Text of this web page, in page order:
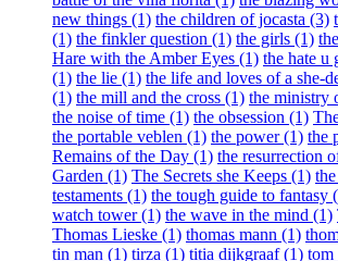
new things (1) the children of jocasta (3)
(1) the finkler question (1) the girls (1)
Hare with the Amber Eyes (1) the hate u
(1) the lie (1) the life and loves of a she-
(1) the mill and the cross (1) the ministry
the noise of time (1) the obsession (1)
the portable veblen (1) the power (1) the
Remains of the Day (1) the resurrection
Garden (1) The Secrets she Keeps (1)
testaments (1) the tough guide to fantasy
watch tower (1) the wave in the mind (1)
Thomas Lieske (1) thomas mann (1)
tin man (1) tirza (1) titia dijkgraaf (1) tom